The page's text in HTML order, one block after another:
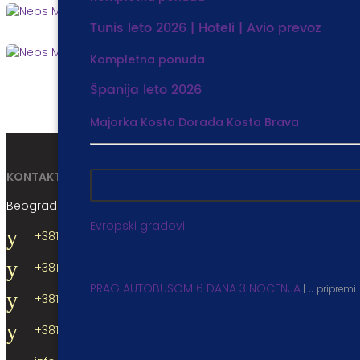
Tunis leto 2026 | Hoteli | Avio prevoz
Kompletna ponuda
Španija leto 2026
Majorka Kosta Dorada Kosta Brava
Evropski gradovi
PRAG AUTOBUSOM 6 DANA 3 NOCENJA | u pripremi
KONTAKT
Beograd: Gavrila Principa 52
+381 11 3 66 00 22
+381 11 3 66 44 55
+381 11 3 66 00 44
+381 11 4 04 24 31